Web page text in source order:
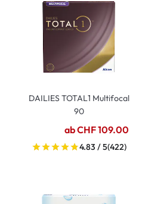
DAILIES TOTAL1 Multifocal
90
ab CHF 109.00
4.83 / 5(422)